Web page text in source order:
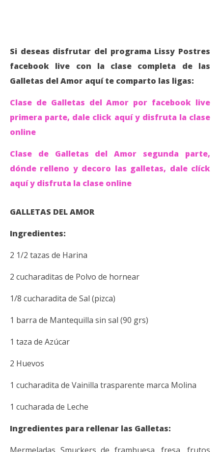
Si deseas disfrutar del programa Lissy Postres
facebook live con la clase completa de las
Galletas del Amor aquí te comparto las ligas:
Clase de Galletas del Amor por facebook live
primera parte, dale click aquí y disfruta la clase
online
Clase de Galletas del Amor segunda parte,
dónde relleno y decoro las galletas, dale clíck
aquí y disfruta la clase online
GALLETAS DEL AMOR
Ingredientes:
2 1/2 tazas de Harina
2 cucharaditas de Polvo de hornear
1/8 cucharadita de Sal (pizca)
1 barra de Mantequilla sin sal (90 grs)
1 taza de Azúcar
2 Huevos
1 cucharadita de Vainilla trasparente marca Molina
1 cucharada de Leche
Ingredientes para rellenar las Galletas: